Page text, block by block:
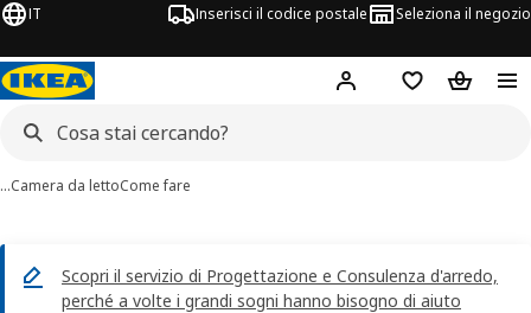
IT Inserisci il codice postale Seleziona il negozio
Hej! AccediLista deiCarrello
…Camera da lettoCome fare
Scopri il servizio di Progettazione e Consulenza d'arredo,
perché a volte i grandi sogni hanno bisogno di aiuto